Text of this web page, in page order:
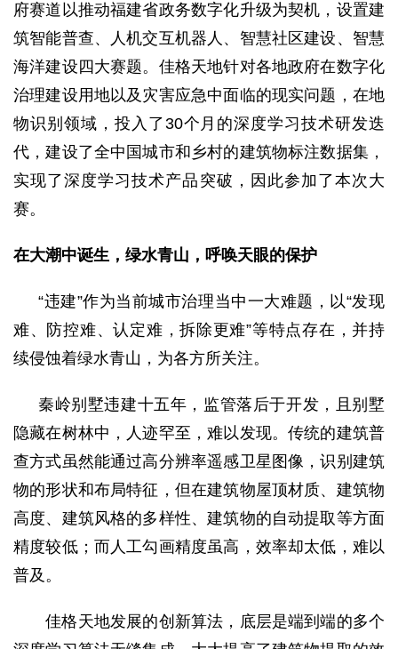
府赛道以推动福建省政务数字化升级为契机，设置建
筑智能普查、人机交互机器人、智慧社区建设、智慧
海洋建设四大赛题。佳格天地针对各地政府在数字化
治理建设用地以及灾害应急中面临的现实问题，在地
物识别领域，投入了30个月的深度学习技术研发迭
代，建设了全中国城市和乡村的建筑物标注数据集，
实现了深度学习技术产品突破，因此参加了本次大
赛。
在大潮中诞生 ， 绿水青山，呼唤天眼的保护
“违建”作为当前城市治理当中一大难题，以“发现
难、防控难、认定难，拆除更难”等特点存在，并持
续侵蚀着绿水青山，为各方所关注。
秦岭别墅违建十五年，监管落后于开发，且别墅
隐藏在树林中，人迹罕至，难以发现。传统的建筑普
查方式虽然能通过高分辨率遥感卫星图像，识别建筑
物的形状和布局特征，但在建筑物屋顶材质、建筑物
高度、建筑风格的多样性、建筑物的自动提取等方面
精度较低；而人工勾画精度虽高，效率却太低，难以
普及。
佳格天地发展的创新算法，底层是端到端的多个